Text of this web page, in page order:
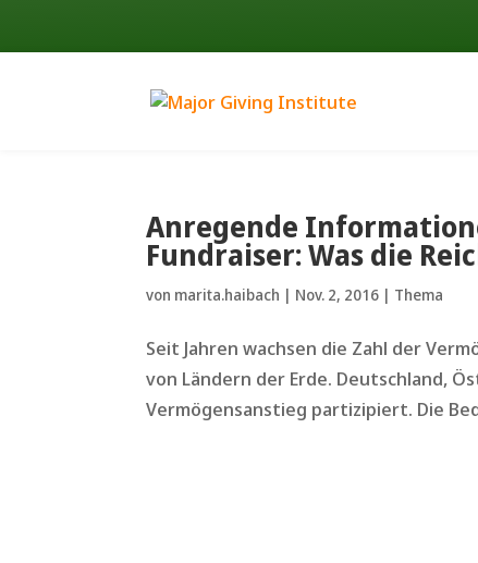
Anregende
Fundraiser: Was die
von marita.haibach | Nov. 2, 2016 | Thema
Seit Jahren wachsen die Zahl der
von Ländern der Erde. Deutschland,
Vermögensanstieg partizipiert. Die